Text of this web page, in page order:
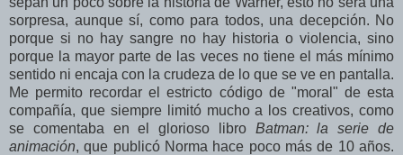
sorpresa, aunque sí, como para todos, una decepción. No
porque si no hay sangre no hay historia o violencia, sino
porque la mayor parte de las veces no tiene el más mínimo
sentido ni encaja con la crudeza de lo que se ve en pantalla.
Me permito recordar el estricto código de "moral" de esta
compañía, que siempre limitó mucho a los creativos, como
se comentaba en el glorioso libro Batman: la serie de
animación, que publicó Norma hace poco más de 10 años.